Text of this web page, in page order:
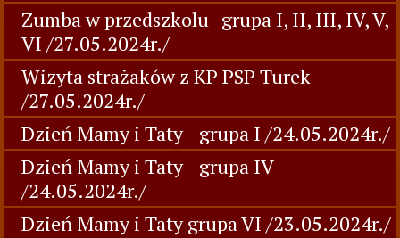
Zumba w przedszkolu- grupa I, II, III, IV, V,
VI /27.05.2024r./
Wizyta strażaków z KP PSP Turek
/27.05.2024r./
Dzień Mamy i Taty - grupa I /24.05.2024r./
Dzień Mamy i Taty - grupa IV
/24.05.2024r./
Dzień Mamy i Taty grupa VI /23.05.2024r./